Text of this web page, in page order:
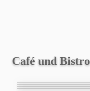
Café und